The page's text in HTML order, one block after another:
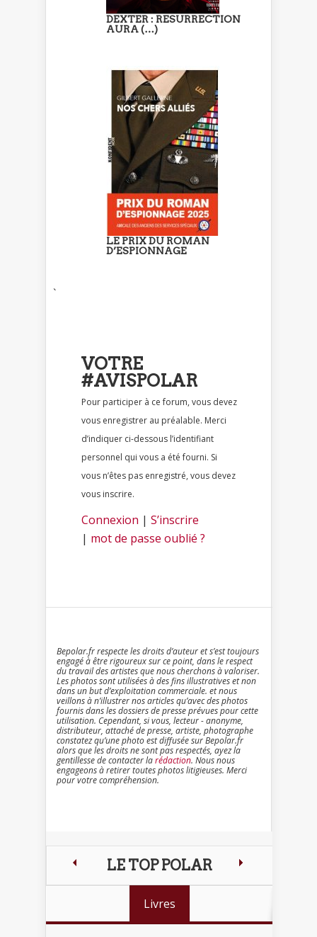
DEXTER : RESURRECTION
AURA (…)
LE PRIX DU ROMAN
D’ESPIONNAGE
`
VOTRE
#AVISPOLAR
Pour participer à ce forum, vous devez
vous enregistrer au préalable. Merci
d’indiquer ci-dessous l’identifiant
personnel qui vous a été fourni. Si
vous n’êtes pas enregistré, vous devez
vous inscrire.
Connexion | S’inscrire
| mot de passe oublié ?
Bepolar.fr respecte les droits d’auteur et s’est toujours
engagé à être rigoureux sur ce point, dans le respect
du travail des artistes que nous cherchons à valoriser.
Les photos sont utilisées à des fins illustratives et non
dans un but d’exploitation commerciale. et nous
veillons à n’illustrer nos articles qu’avec des photos
fournis dans les dossiers de presse prévues pour cette
utilisation. Cependant, si vous, lecteur - anonyme,
distributeur, attaché de presse, artiste, photographe
constatez qu’une photo est diffusée sur Bepolar.fr
alors que les droits ne sont pas respectés, ayez la
gentillesse de contacter larédaction. Nous nous
engageons à retirer toutes photos litigieuses. Merci
pour votre compréhension.
LE TOP POLAR
Livres